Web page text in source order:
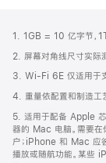
页
脚
注
1. 1GB = 10 亿字节，
2. 屏幕对角线尺寸实际
3. Wi-Fi 6E 仅适用于支
4. 重量依配置和制造工
5. 适用于配备 Apple
器的 Mac 电脑。需要
户；iPhone 和 Mac 应
播放或随航功能。某些